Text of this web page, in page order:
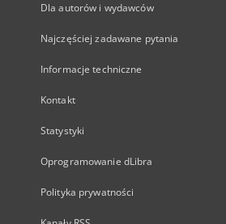
Dla autorów i wydawców
Najczęściej zadawane pytania
Informacje techniczne
Kontakt
Statystyki
Oprogramowanie dLibra
Polityka prywatności